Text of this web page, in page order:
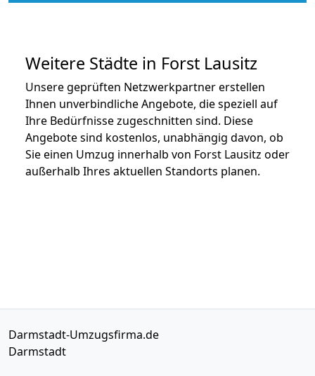
Weitere Städte in Forst Lausitz
Unsere geprüften Netzwerkpartner erstellen
Ihnen unverbindliche Angebote, die speziell auf
Ihre Bedürfnisse zugeschnitten sind. Diese
Angebote sind kostenlos, unabhängig davon, ob
Sie einen Umzug innerhalb von Forst Lausitz oder
außerhalb Ihres aktuellen Standorts planen.
Darmstadt-Umzugsfirma.de
Darmstadt